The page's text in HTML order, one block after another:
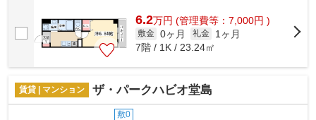
6.2万円 (管理費等：7,000円 )
敷金 0ヶ月 礼金
1ヶ月
7階 / 1K / 23.24㎡
賃貸 | マンション ザ・パークハビオ堂島
敷0